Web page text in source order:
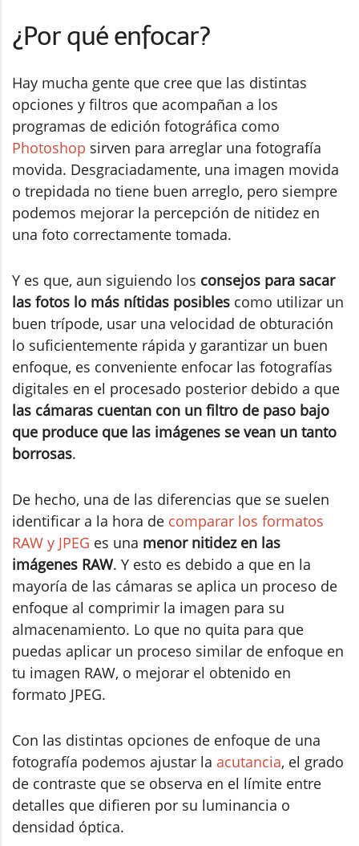
¿Por qué enfocar?
Hay mucha gente que cree que las distintas
opciones y filtros que acompañan a los
programas de edición fotográfica como
Photoshop sirven para arreglar una fotografía
movida. Desgraciadamente, una imagen movida
o trepidada no tiene buen arreglo, pero siempre
podemos mejorar la percepción de nitidez en
una foto correctamente tomada.
Y es que, aun siguiendo los consejos para sacar
las fotos lo más nítidas posibles como utilizar un
buen trípode, usar una velocidad de obturación
lo suficientemente rápida y garantizar un buen
enfoque, es conveniente enfocar las fotografías
digitales en el procesado posterior debido a que
las cámaras cuentan con un filtro de paso bajo
que produce que las imágenes se vean un tanto
borrosas.
De hecho, una de las diferencias que se suelen
identificar a la hora de comparar los formatos
RAW y JPEG es una menor nitidez en las
imágenes RAW. Y esto es debido a que en la
mayoría de las cámaras se aplica un proceso de
enfoque al comprimir la imagen para su
almacenamiento. Lo que no quita para que
puedas aplicar un proceso similar de enfoque en
tu imagen RAW, o mejorar el obtenido en
formato JPEG.
Con las distintas opciones de enfoque de una
fotografía podemos ajustar la acutancia, el grado
de contraste que se observa en el límite entre
detalles que difieren por su luminancia o
densidad óptica.